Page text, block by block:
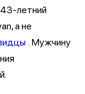
43-летний
а не
. Мужчину